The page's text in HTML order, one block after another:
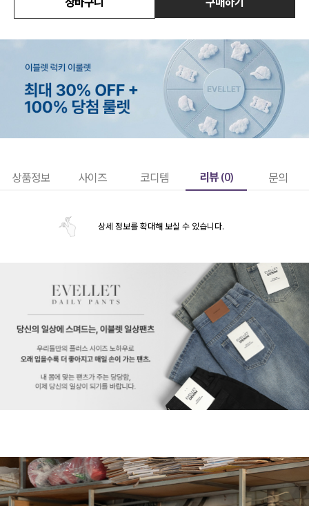
언더웨어/파자마
코디템
FIT ZOOM
상품정보 사이즈 코디템 리뷰 (0) 문의
상세 정보를 확대해 보실 수 있습니다.